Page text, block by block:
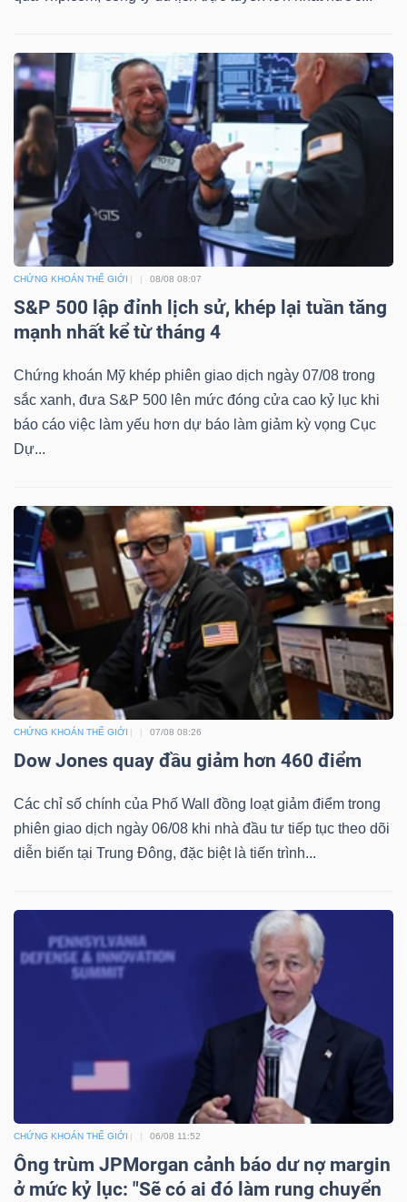
CHỨNG KHOÁN THẾ GIỚI 08/08 08:07
S&P 500 lập đỉnh lịch sử, khép lại tuần tăng
mạnh nhất kể từ tháng 4
Chứng khoán Mỹ khép phiên giao dịch ngày 07/08 trong
sắc xanh, đưa S&P 500 lên mức đóng cửa cao kỷ lục khi
báo cáo việc làm yếu hơn dự báo làm giảm kỳ vọng Cục
Dự...
CHỨNG KHOÁN THẾ GIỚI 07/08 08:26
Dow Jones quay đầu giảm hơn 460 điểm
Các chỉ số chính của Phố Wall đồng loạt giảm điểm trong
phiên giao dịch ngày 06/08 khi nhà đầu tư tiếp tục theo dõi
diễn biến tại Trung Đông, đặc biệt là tiến trình...
CHỨNG KHOÁN THẾ GIỚI 06/08 11:52
Ông trùm JPMorgan cảnh báo dư nợ margin
ở mức kỷ lục: "Sẽ có ai đó làm rung chuyển